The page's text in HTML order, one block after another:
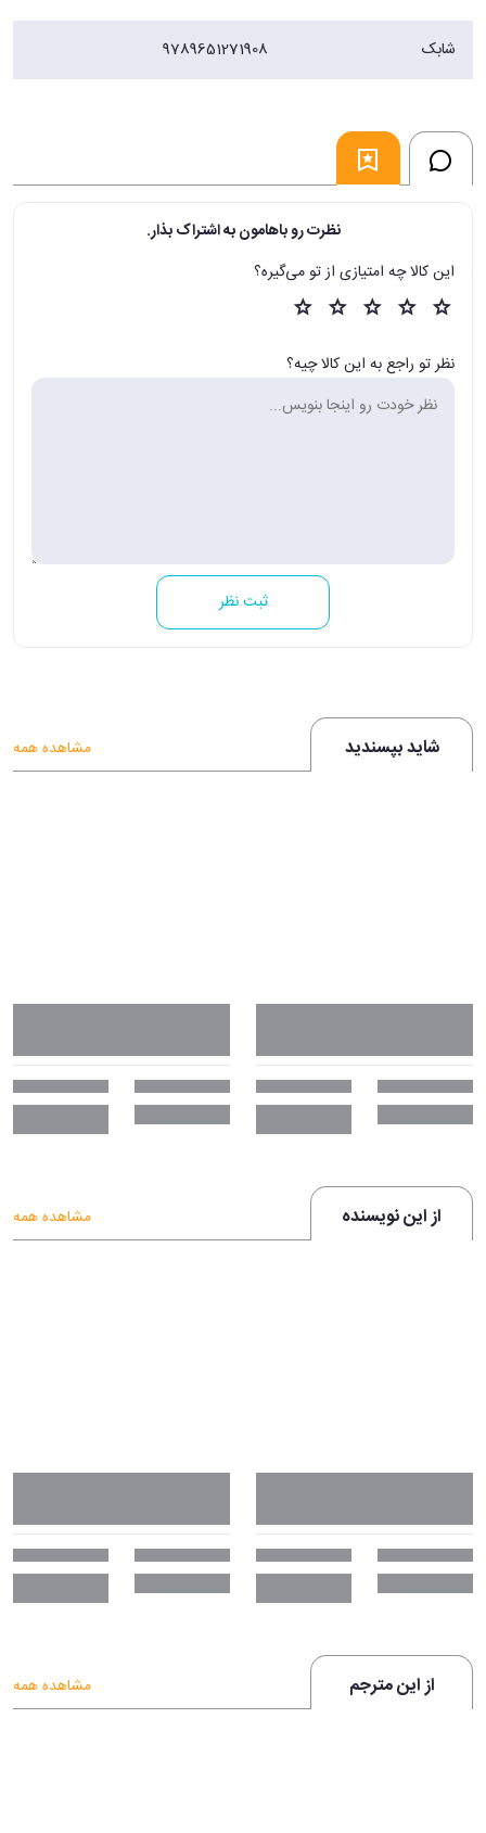
شابک 9789651271908
نظرت رو باهامون به اشتراک بذار.
این کالا چه امتیازی از تو می‌گیره؟
نظر تو راجع به این کالا چیه؟
ثبت نظر
شاید بپسندید مشاهده همه
از این نویسنده مشاهده همه
از این مترجم مشاهده همه